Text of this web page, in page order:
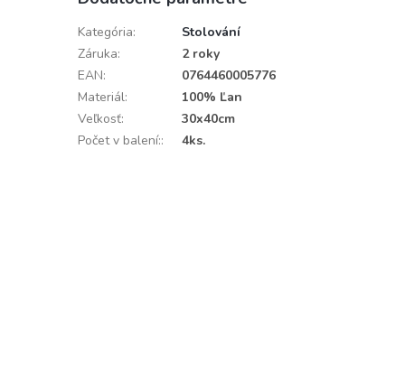
Kategória:
Stolování
Záruka:
2 roky
EAN:
0764460005776
Materiál:
100% Ľan
Veľkosť:
30x40cm
Počet v balení:: 4ks.